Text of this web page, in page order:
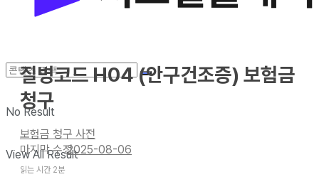
No Result
View All Result
질병코드 H04 (안구건조증) 보험금
청구
보험금 청구 사전
2025-08-06
읽는 시간 2분